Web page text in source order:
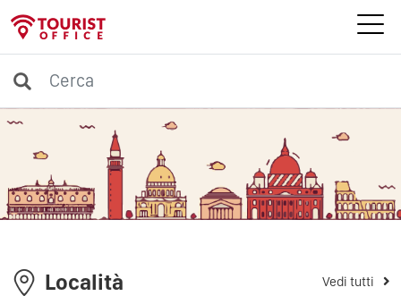
Località Vedi tutti